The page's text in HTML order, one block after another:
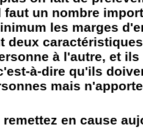
un nombre
les marges
deux
à l'autre, et
à-dire qu'ils
mais
en cause